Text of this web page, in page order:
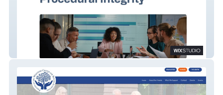
Northstar IP Operations